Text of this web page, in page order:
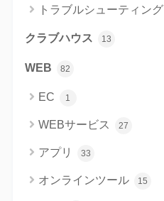
トラブルシューティング
クラブハウス 13
WEB 82
EC 1
WEBサービス 27
アプリ 33
オンラインツール 15